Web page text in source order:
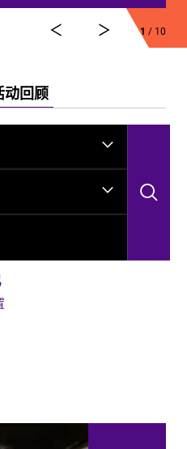
监王涵，编导李宏钧、魏
阳雪，多媒体设计胡天骥，
，道具设计雷鹏等诸多国
院歌舞团和新疆师范大学
优秀青年舞蹈艺术家共同
1 / 10
动回顾